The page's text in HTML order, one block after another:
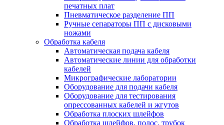
печатных плат
Пневматическое разделение ПП
Ручные сепараторы ПП с дисковыми
ножами
Обработка кабеля
Автоматическая подача кабеля
Автоматические линии для обработки
кабелей
Микрографические лаборатории
Оборудование для подачи кабеля
Оборудование для тестирования
опрессованных кабелей и жгутов
Обработка плоских шлейфов
Обработка шлейфов, полос, трубок